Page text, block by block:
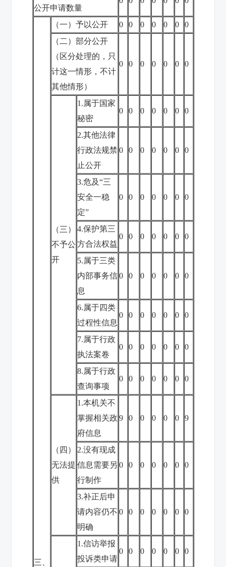
公开申请数量
三、
（一）予以公开 0 0 0 0 0 0
0
（二）部分公开
（区分处理的，只
计这一情形，不计
其他情形）
0 0 0 0 0 0 0
（三）
不予公
开
1.属于国家
秘密
0 0 0 0 0 0 0
2.其他法律
行政法规禁
止公开
0 0 0 0 0 0 0
3.危及“三
安全一稳
定”
0 0 0 0 0 0 0
4.保护第三
方合法权益
0 0 0 0 0 0 0
5.属于三类
内部事务信
息
0 0 0 0 0 0 0
6.属于四类
过程性信息
0 0 0 0 0 0 0
7.属于行政
执法案卷
0 0 0 0 0 0 0
8.属于行政
查询事项
0 0 0 0 0 0 0
（四）
无法提
供
1.本机关不
掌握相关政
府信息
9 0 0 0 0 0 9
2.没有现成
信息需要另
行制作
0 0 0 0 0 0 0
3.补正后申
请内容仍不
明确
0 0 0 0 0 0 0
1.信访举报
投诉类申请
0 0 0 0 0 0 0